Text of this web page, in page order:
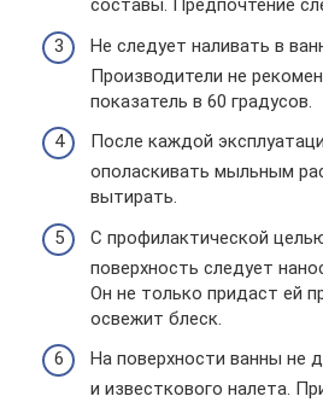
составы. Предпочтение
Не следует наливать в
Производители не
показатель в 60 градусов.
После каждой
ополаскивать мыльным
вытирать.
С профилактической
поверхность следует
Он не только придаст ей
освежит блеск.
На поверхности ванны не
и известкового налета.